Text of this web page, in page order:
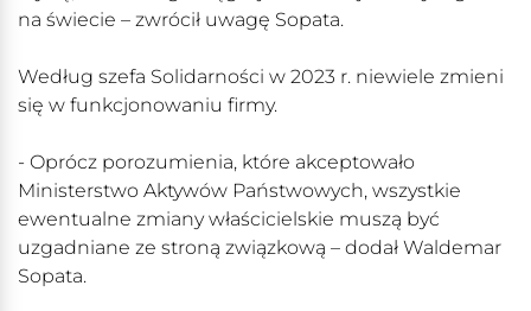
na świecie – zwrócił uwagę Sopata.
Według szefa Solidarności w 2023 r. niewiele zmieni
się w funkcjonowaniu firmy.
- Oprócz porozumienia, które akceptowało
Ministerstwo Aktywów Państwowych, wszystkie
ewentualne zmiany właścicielskie muszą być
uzgadniane ze stroną związkową – dodał Waldemar
Sopata.